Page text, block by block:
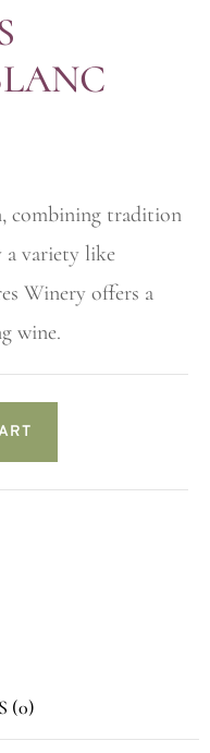
combining tradition
a variety like
Winery offers a
wine.
(0)